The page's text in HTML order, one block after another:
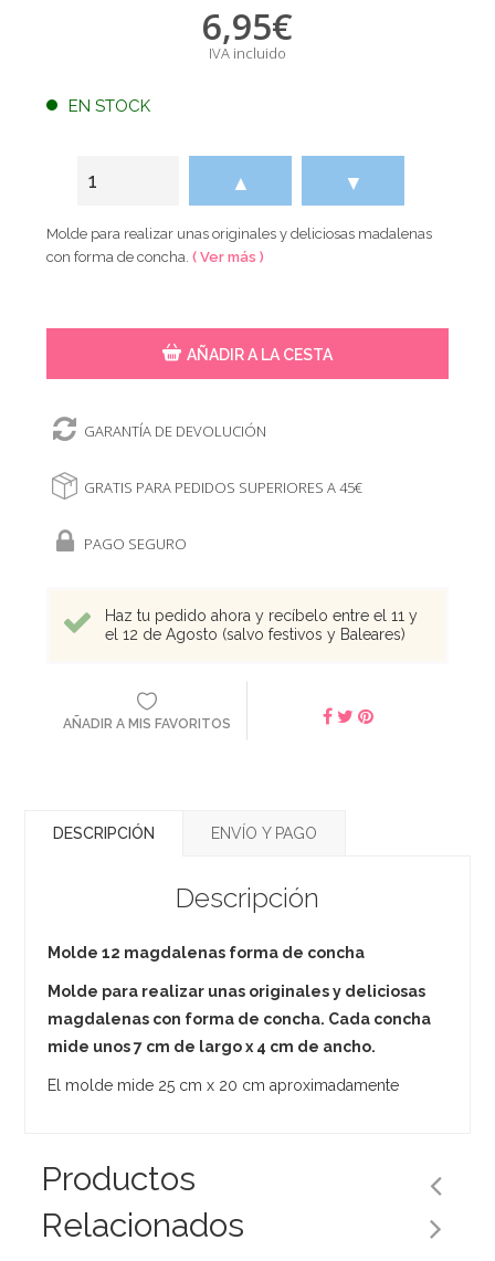
6,95€
IVA incluido
EN STOCK
▲ ▼
Molde para realizar unas originales y deliciosas madalenas
con forma de concha.( Ver más )
AÑADIR A LA CESTA
GARANTÍA DE DEVOLUCIÓN
GRATIS PARA PEDIDOS SUPERIORES A 45€
PAGO SEGURO
Haz tu pedido ahora y recíbelo entre el 11 y
el 12 de Agosto (salvo festivos y Baleares)
AÑADIR A MIS FAVORITOS
DESCRIPCIÓN ENVÍO Y PAGO
Descripción
Molde 12 magdalenas forma de concha
Molde para realizar unas originales y deliciosas
magdalenas con forma de concha. Cada concha
mide unos 7 cm de largo x 4 cm de ancho.
El molde mide 25 cm x 20 cm aproximadamente
Productos
Relacionados